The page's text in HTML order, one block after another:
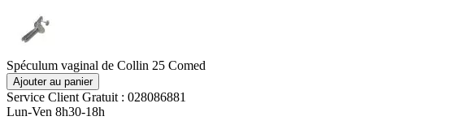
Spéculum vaginal de Collin 25 Comed
Ajouter au panier
Service Client Gratuit : 028086881
Lun-Ven 8h30-18h